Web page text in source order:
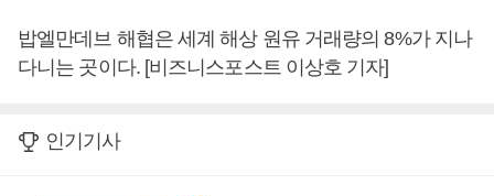
밥엘만데브 해협은 세계 해상 원유 거래량의 8%가 지나
다니는 곳이다. [비즈니스포스트 이상호 기자]
인기기사